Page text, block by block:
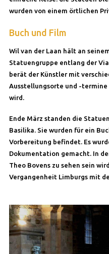
wurden von einem örtlichen
Buch und Film
Wil van der Laan hält an
Statuengruppe entlang der
berät der Künstler mit
Ausstellungsorte und -termine
wird.
Ende März standen die
Basilika. Sie wurden für ein
Vorbereitung befindet. Es
Dokumentation gemacht. In
Theo Bovens zu sehen sein
Vergangenheit Limburgs mit